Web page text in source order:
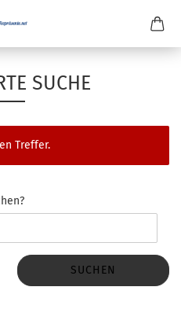
SUCHE
Treffer.
SUCHEN